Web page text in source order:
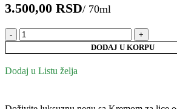
RSD
Krema
za
lice
od
magarećeg
DODAJ U KORPU
Dodaj u Listu želja